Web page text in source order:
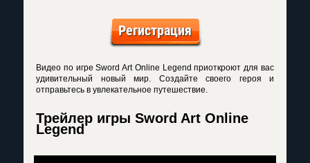
Регистрация
Видео по игре Sword Art Online Legend приоткроют для вас
удивительный новый мир. Создайте своего героя и
отправьтесь в увлекательное путешествие.
Трейлер игры Sword Art Online
Legend